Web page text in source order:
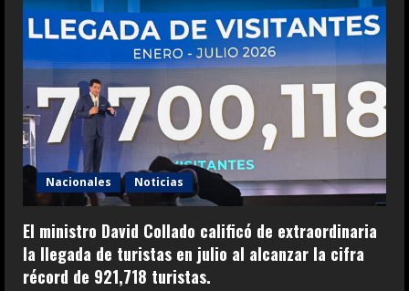
Nacionales Noticias
El ministro David Collado calificó de extraordinaria
la llegada de turistas en julio al alcanzar la cifra
récord de 921,718 turistas.